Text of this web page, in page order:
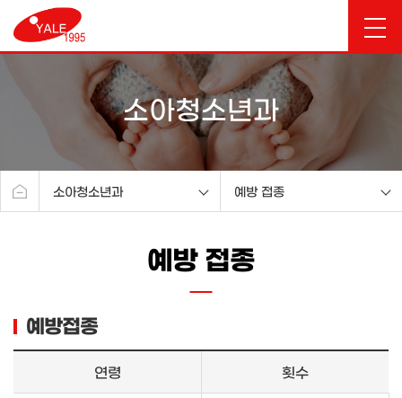
소아청소년과
소아청소년과
부인과센터
여성건강검진센터
산후조리원
예방 접종
예방 접종
예방 접종
예방접종
연령 횟수